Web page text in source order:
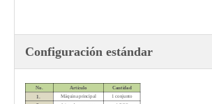
Peso 60 kg
Configuración estándar
No. Artículo Cantidad
1. Máquina principal
1 conjunto